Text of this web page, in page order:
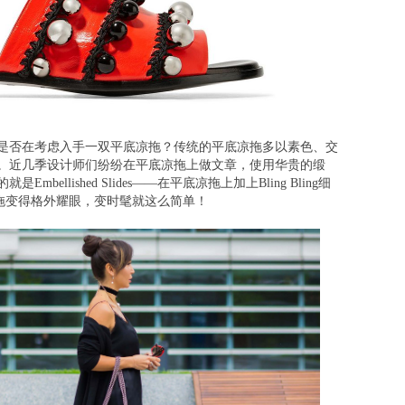
考虑入手一双平底凉拖？传统的平底凉拖多以素色、交
近几季设计师们纷纷在平底凉拖上做文章，使用华贵的缎
就是Embellished Slides——在平底凉拖上加上Bling Bling细
得格外耀眼，变时髦就这么简单！